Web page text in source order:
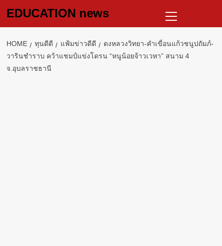
EDUCATION news
Menu
HOME ทุนดีดี แฟ้มข่าวดีดี
ดงหลวงวิทยา-คำเขื่อนแก้วชนูปถัมภ์-
วารินชำราบ คว้าแชมป์แข่งโดรน “หนูน้อยจ้าวเวหา” สนาม 4
จ.อุบลราชธานี